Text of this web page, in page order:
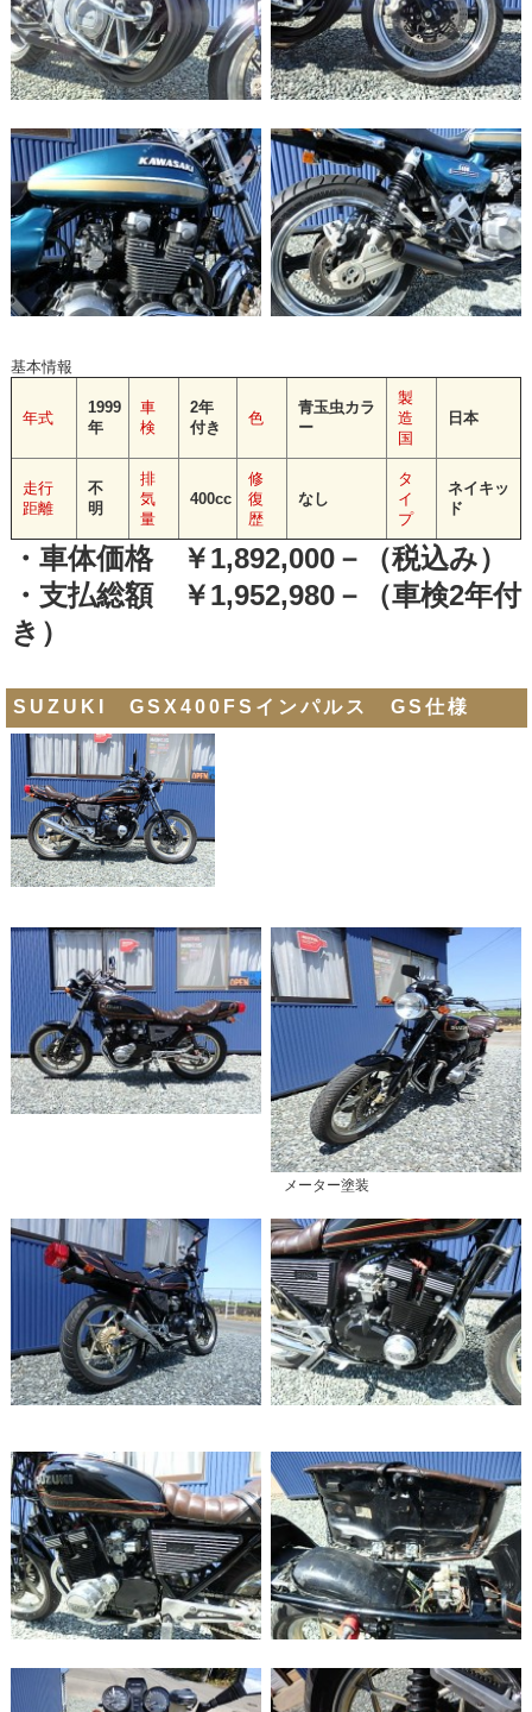
基本情報
年式
1999
年
車
検
2年
付き
色
青玉虫カラ
ー
製
造
国
日本
走行
距離
不
明
排
気
量
400cc
修
復
歴
なし
タ
イ
プ
ネイキッ
ド
・車体価格 ￥1,892,000－（税込み）
・支払総額 ￥1,952,980－（車検2年付
き）
SUZUKI GSX400FSインパルス GS仕様
メーター塗装